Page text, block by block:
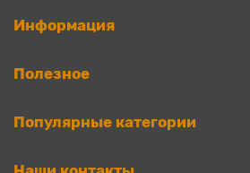
Информация
Полезное
Популярные категории